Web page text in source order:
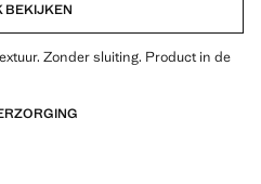
BEKIJKEN
Zonder sluiting. Product in de